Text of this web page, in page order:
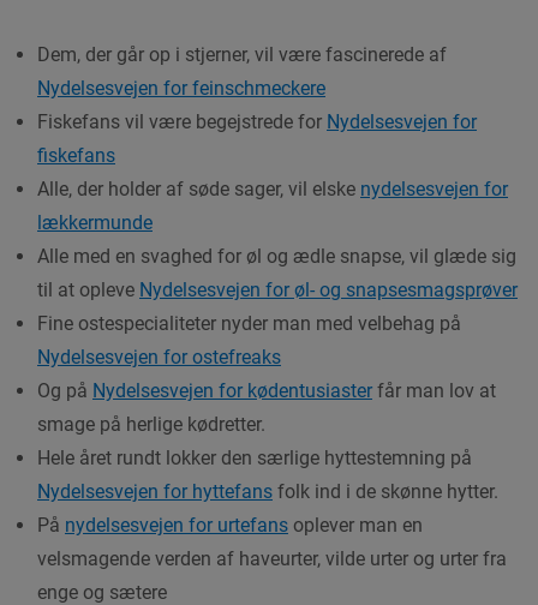
Dem, der går op i stjerner, vil være fascinerede af
Nydelsesvejen for feinschmeckere
Fiskefans vil være begejstrede for Nydelsesvejen for
fiskefans
Alle, der holder af søde sager, vil elske nydelsesvejen for
lækkermunde
Alle med en svaghed for øl og ædle snapse, vil glæde sig
til at opleve Nydelsesvejen for øl- og snapsesmagsprøver
Fine ostespecialiteter nyder man med velbehag på
Nydelsesvejen for ostefreaks
Og på Nydelsesvejen for kødentusiaster får man lov at
smage på herlige kødretter.
Hele året rundt lokker den særlige hyttestemning på
Nydelsesvejen for hyttefans folk ind i de skønne hytter.
På nydelsesvejen for urtefans oplever man en
velsmagende verden af haveurter, vilde urter og urter fra
enge og sætere